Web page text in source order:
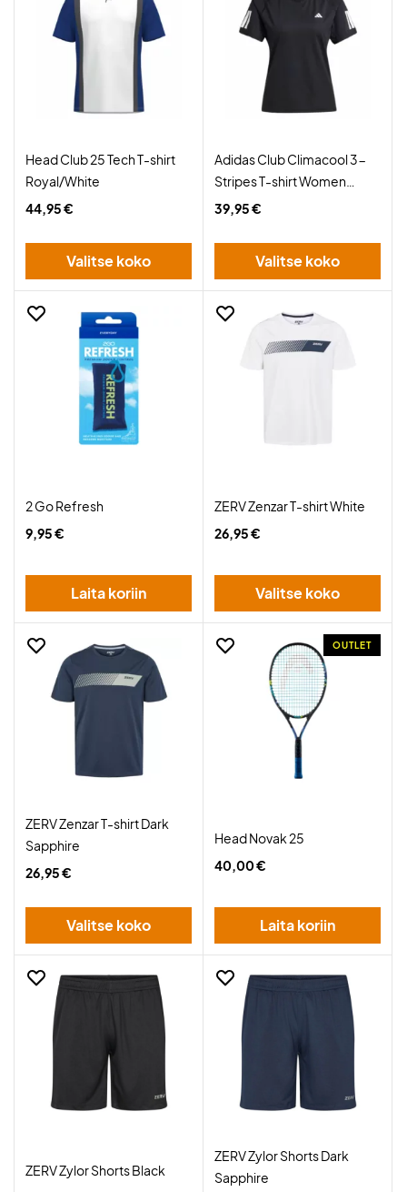
Head Club 25 Tech T-shirt
Royal/White
44,95 €
Valitse koko
Adidas Club Climacool 3-
Stripes T-shirt Women
Black
39,95 €
Valitse koko
2 Go Refresh
9,95 €
Laita koriin
ZERV Zenzar T-shirt White
26,95 €
Valitse koko
ZERV Zenzar T-shirt Dark
Sapphire
26,95 €
Valitse koko
OUTLET
Head Novak 25
40,00 €
Laita koriin
ZERV Zylor Shorts Black
ZERV Zylor Shorts Dark
Sapphire